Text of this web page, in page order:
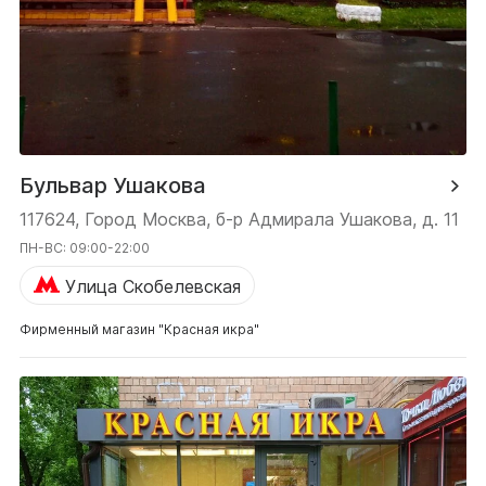
Бульвар Ушакова
117624, Город Москва, б-р Адмирала Ушакова, д. 11
ПН-ВС: 09:00-22:00
Улица Скобелевская
Фирменный магазин "Красная икра"